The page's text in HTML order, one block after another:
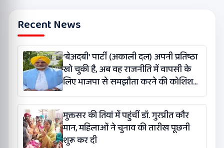
Recent News
‘बेअदबी’ पार्टी (अकाली दल) अपनी प्रतिष्ठा
खो चुकी है, अब वह राजनीति में वापसी के
लिए भाजपा से समझौता करने की कोशिश
कर रही है: बलतेज पन्नू
मुक्तसर की तियां में पहुंचीं डॉ. गुरप्रीत कौर
मान, महिलाओं ने चुनाव की तारीख पूछनी
शुरू कर दी